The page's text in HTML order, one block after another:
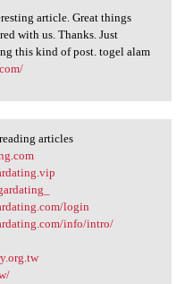
article. Great things
with us. Thanks. Just
this kind of post. togel alam
reading
articles
login
info/intro/